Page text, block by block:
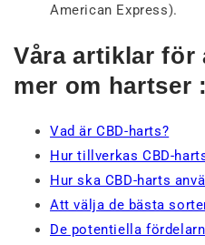
American Express).
Våra artiklar för
mer om hartser :
Vad är CBD-harts?
Hur tillverkas CBD-
Hur ska CBD-harts
Att välja de bästa
De potentiella